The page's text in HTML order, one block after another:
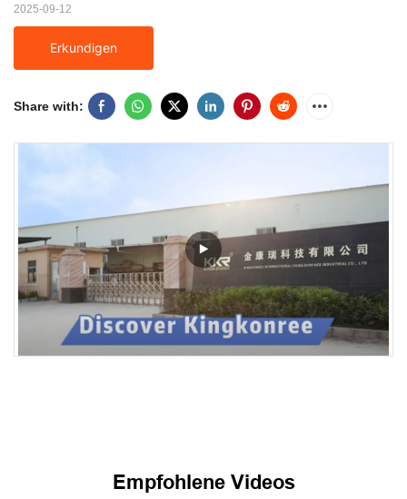
2025-09-12
Erkundigen
Share with:
Empfohlene Videos